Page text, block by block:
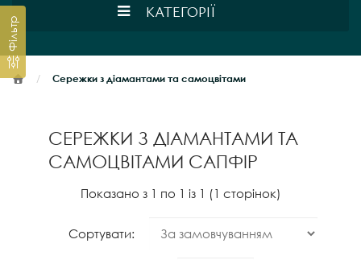
КАТЕГОРІЇ
Сережки з діамантами та самоцвітами
СЕРЕЖКИ З ДІАМАНТАМИ ТА
САМОЦВІТАМИ САПФІР
Фільтр
Показано з 1 по 1 із 1 (1 сторінок)
Сортувати: